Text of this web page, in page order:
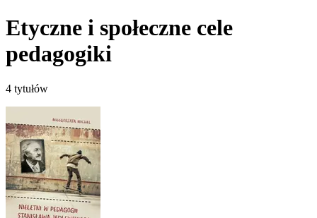
Etyczne i społeczne cele
pedagogiki
4 tytułów